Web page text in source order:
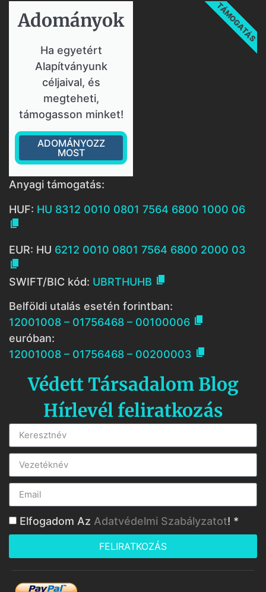
Adományok​
Ha egyetért
Alapítványunk
céljaival, és
megteheti,
támogasson minket!
ADOMÁNYOZZ
MOST
TÁMOGATÁS
Anyagi támogatás:
HUF: HU 8312 0010 0801 7564 6800 1000 06

EUR: HU 6212 0010 0801 7564 6800 2000 03

SWIFT/BIC kód: UBRTHUHB 
Belföldi utalás esetén forintban:
12001008 – 01756468 – 00100006 
euróban:
12001008 – 01756468 – 00200003 
Védett Társadalom Blog
Hírlevél feliratkozás
Elfogadom Az Adatvédelmi Szabályzatot! *
FELIRATKOZÁS